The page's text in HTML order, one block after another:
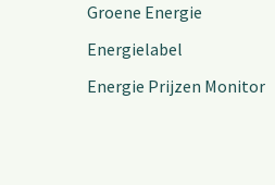
Groene Energie
Energielabel
Energie Prijzen Monitor